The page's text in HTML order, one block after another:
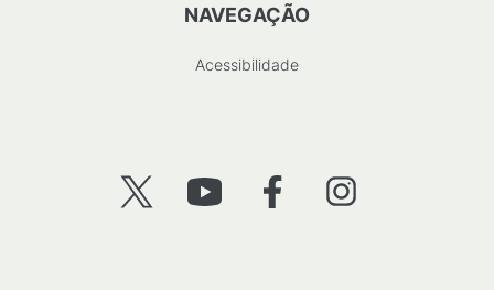
NAVEGAÇÃO
Acessibilidade